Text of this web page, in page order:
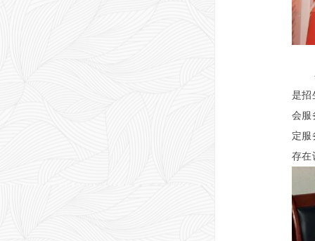
是招
会服
定服
存在